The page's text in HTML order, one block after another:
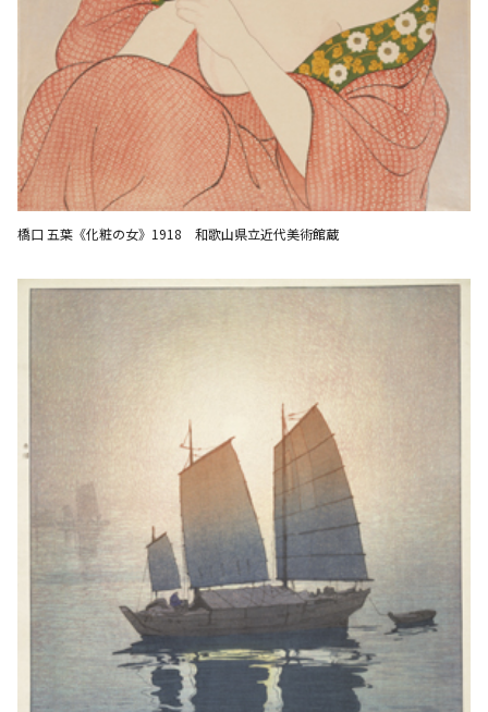
橋口 五葉《化粧の女》1918 和歌山県立近代美術館蔵